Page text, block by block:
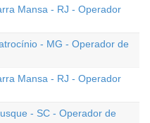
Mansa - RJ - Operador
- MG - Operador de
Mansa - RJ - Operador
- SC - Operador de